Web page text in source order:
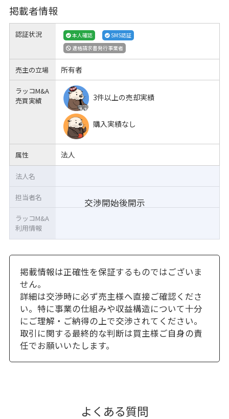
掲載者情報
認証状況 本人確認
SMS認証
適格請求書発行事業者
売主の立場 所有者
ラッコM&A
売買実績
3件以上の売却実績
購入実績なし
属性 法人
交渉開始後開示
法人名
担当者名
ラッコM&A
利用情報
掲載情報は正確性を保証するものではございま
せん。
詳細は交渉時に必ず売主様へ直接ご確認くださ
い。特に事業の仕組みや収益構造について十分
にご理解・ご納得の上で交渉されてください。
取引に関する最終的な判断は買主様ご自身の責
任でお願いいたします。
よくある質問